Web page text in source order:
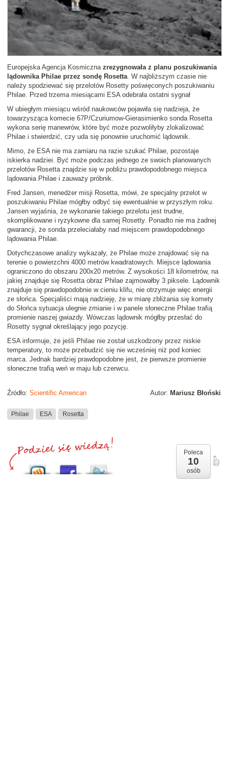
Europejska Agencja Kosmiczna zrezygnowała z planu poszukiwania
lądownika Philae przez sondę Rosetta. W najbliższym czasie nie
należy spodziewać się przelotów Rosetty poświęconych poszukiwaniu
Philae. Przed trzema miesiącami ESA odebrała ostatni sygnał
W ubiegłym miesiącu wśród naukowców pojawiła się nadzieja, że
towarzysząca komecie 67P/Czuriumow-Gierasimienko sonda Rosetta
wykona serię manewrów, które być może pozwoliłyby zlokalizować
Philae i stwierdzić, czy uda się ponownie uruchomić lądownik.
Mimo, że ESA nie ma zamiaru na razie szukać Philae, pozostaje
iskierka nadziei. Być może podczas jednego ze swoich planowanych
przelotów Rosetta znajdzie się w pobliżu prawdopodobnego miejsca
lądowania Philae i zauważy próbnik.
Fred Jansen, menedżer misji Rosetta, mówi, że specjalny przelot w
poszukiwaniu Philae mógłby odbyć się ewentualnie w przyszłym roku.
Jansen wyjaśnia, że wykonanie takiego przelotu jest trudne,
skomplikowane i ryzykowne dla samej Rosetty. Ponadto nie ma żadnej
gwarancji, że sonda przeleciałaby nad miejscem prawdopodobnego
lądowania Philae.
Dotychczasowe analizy wykazały, że Philae może znajdować się na
terenie o powierzchni 4000 metrów kwadratowych. Miejsce lądowania
ograniczono do obszaru 200x20 metrów. Z wysokości 18 kilometrów, na
jakiej znajduje się Rosetta obraz Philae zajmowałby 3 piksele. Lądownik
znajduje się prawdopodobnie w cieniu klifu, nie otrzymuje więc energii
ze słońca. Specjaliści mają nadzieję, że w miarę zbliżania się komety
do Słońca sytuacja ulegnie zmianie i w panele słoneczne Philae trafią
promienie naszej gwiazdy. Wówczas lądownik mógłby przesłać do
Rosetty sygnał określający jego pozycję.
ESA informuje, że jeśli Philae nie został uszkodzony przez niskie
temperatury, to może przebudzić się nie wcześniej niż pod koniec
marca. Jednak bardziej prawdopodobne jest, że pierwsze promienie
słoneczne trafią weń w maju lub czerwcu.
Autor: Mariusz Błoński
Źródło: Scientific American
Philae ESA Rosetta
Poleca
10
osób